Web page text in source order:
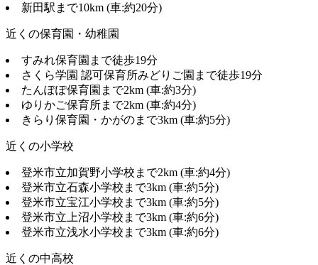
新田駅まで10km (車:約20分)
近くの保育園・幼稚園
すみれ保育園まで徒歩19分
さくら学園 認可保育所みどりご園まで徒歩19分
たんぽぽ保育園まで2km (車:約3分)
ゆりかご保育所まで2km (車:約4分)
きらり保育園・かがのまで3km (車:約5分)
近くの小学校
登米市立加賀野小学校まで2km (車:約4分)
登米市立石森小学校まで3km (車:約5分)
登米市立宝江小学校まで3km (車:約5分)
登米市立上沼小学校まで3km (車:約6分)
登米市立浅水小学校まで3km (車:約6分)
近くの中高校